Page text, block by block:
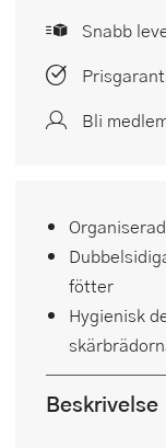
Snabb
Bli
fötter
Hygienisk
Beskrivelse